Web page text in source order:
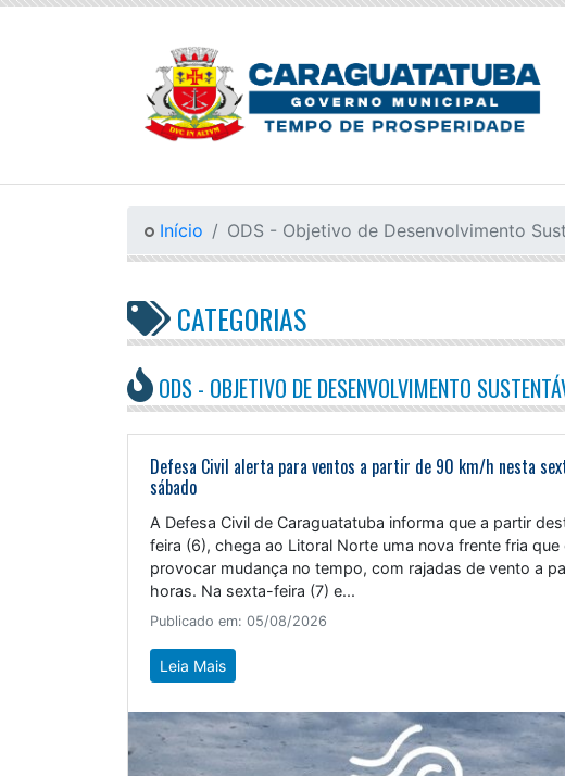
Início ODS - Objetivo de Desenvolvimento
CATEGORIAS
ODS - OBJETIVO DE DESENVOLVIMENTO
Defesa Civil alerta para ventos a partir de 90 km/h nesta
sábado
A Defesa Civil de Caraguatatuba informa que a partir
feira (6), chega ao Litoral Norte uma nova frente fria que
provocar mudança no tempo, com rajadas de vento a
horas. Na sexta-feira (7) e...
Publicado em: 05/08/2026
Leia Mais